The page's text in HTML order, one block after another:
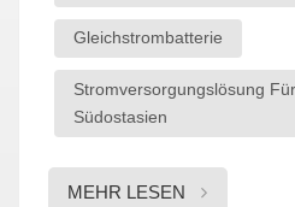
Gleichstrombatterie
Stromversorgungslösung
Südostasien
MEHR LESEN